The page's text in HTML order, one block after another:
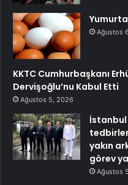
Yumurta
Ağustos
KKTC Cumhurbaşkanı
Dervişoğlu’nu Kabul Etti
Ağustos 5, 2026
İstanbul
yakın
görev
Ağustos